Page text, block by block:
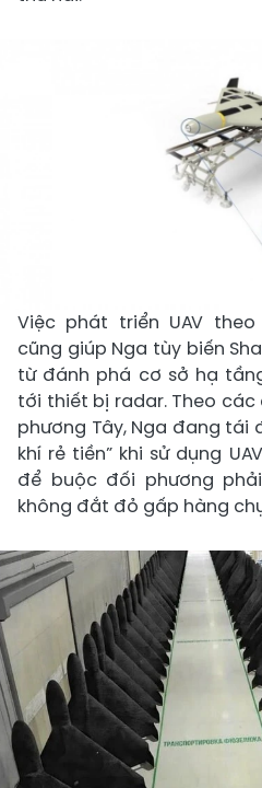
Việc phát triển UAV
cũng giúp Nga tùy biến
từ đánh phá cơ sở hạ
tới thiết bị radar. Theo
phương Tây, Nga đang tái
khí rẻ tiền” khi sử dụng
để buộc đối phương
không đắt đỏ gấp hàng